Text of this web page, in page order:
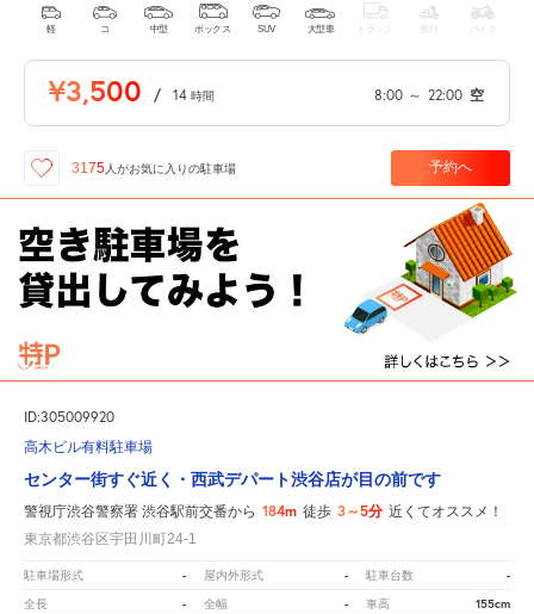
軽 コ 中型 ボックス SUV 大型車 トラック 原付 バイク
¥3,500 / 14 時間 8:00 ～ 22:00 空
3175 人がお気に入りの駐車場 予約へ
ID:305009920
高木ビル有料駐車場
センター街すぐ近く・西武デパート渋谷店が目の前です
警視庁渋谷警察署 渋谷駅前交番から 184m 徒歩 3～5分 近くてオススメ！
東京都渋谷区宇田川町24-1
駐車場形式 - 屋内外形式 - 駐車台数 -
全長 - 全幅 - 車高 155cm